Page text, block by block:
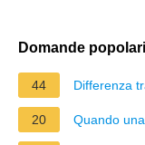
Domande popolari
44 Differenza
20 Quando